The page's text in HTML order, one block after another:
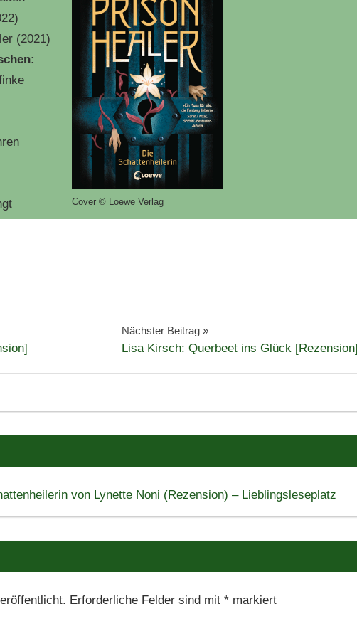
(2021)
Cover © Loewe Verlag
Nächster Beitrag
Lisa Kirsch: Querbeet ins Glück [Rezension]
von Lynette Noni (Rezension) – Lieblingsleseplatz
Erforderliche Felder sind mit * markiert